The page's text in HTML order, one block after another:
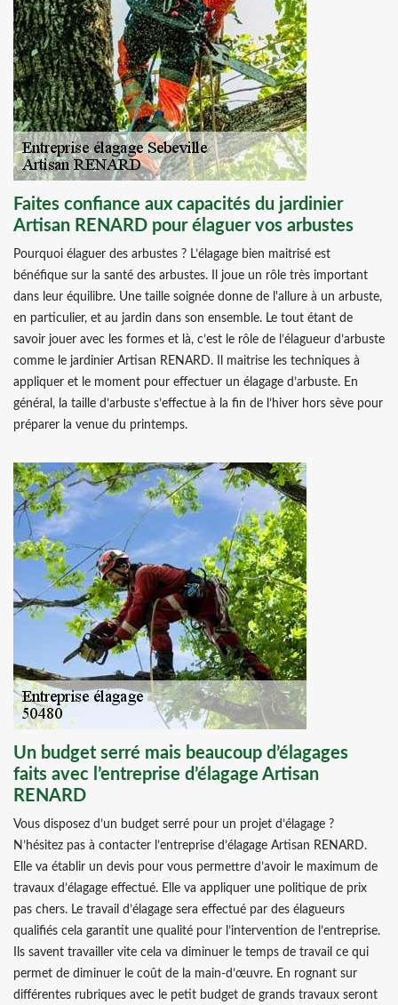
Faites confiance aux capacités du jardinier
Artisan RENARD pour élaguer vos arbustes
Pourquoi élaguer des arbustes ? L’élagage bien maitrisé est
bénéfique sur la santé des arbustes. Il joue un rôle très important
dans leur équilibre. Une taille soignée donne de l'allure à un arbuste,
en particulier, et au jardin dans son ensemble. Le tout étant de
savoir jouer avec les formes et là, c’est le rôle de l’élagueur d’arbuste
comme le jardinier Artisan RENARD. Il maitrise les techniques à
appliquer et le moment pour effectuer un élagage d’arbuste. En
général, la taille d’arbuste s’effectue à la fin de l’hiver hors sève pour
préparer la venue du printemps.
Un budget serré mais beaucoup d’élagages
faits avec l’entreprise d’élagage Artisan
RENARD
Vous disposez d’un budget serré pour un projet d’élagage ?
N’hésitez pas à contacter l’entreprise d’élagage Artisan RENARD.
Elle va établir un devis pour vous permettre d’avoir le maximum de
travaux d’élagage effectué. Elle va appliquer une politique de prix
pas chers. Le travail d’élagage sera effectué par des élagueurs
qualifiés cela garantit une qualité pour l’intervention de l’entreprise.
Ils savent travailler vite cela va diminuer le temps de travail ce qui
permet de diminuer le coût de la main-d’œuvre. En rognant sur
différentes rubriques avec le petit budget de grands travaux seront